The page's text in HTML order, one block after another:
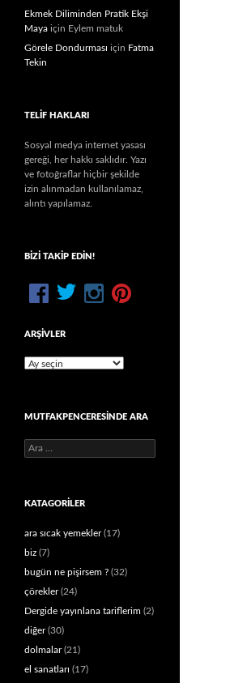
Ekmek Diliminden Pratik Ekşi
Maya için Eylem matuk
Görele Dondurması için Fatma
Tekin
TELIF HAKLARI
Sosyal medya internet yasası
gereği, her hakkı saklıdır. Yazı
ve fotoğraflar hiçbir şekilde
izin alınmadan kullanılamaz,
alıntı yapılamaz.
BIZI TAKIP EDIN!
ARŞIVLER
Arşivler
MUTFAKPENCERESINDE ARA
Arama:
KATAGORILER
ara sıcak yemekler(17)
biz (7)
bugün ne pişirsem ? (32)
çörekler(24)
Dergide yayınlana tariflerim (2)
diğer(30)
dolmalar(21)
el sanatları (17)